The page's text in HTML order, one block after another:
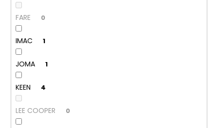
FARE 0
IMAC 1
JOMA 1
KEEN 4
LEE COOPER 0
D
o
p
o
u
m